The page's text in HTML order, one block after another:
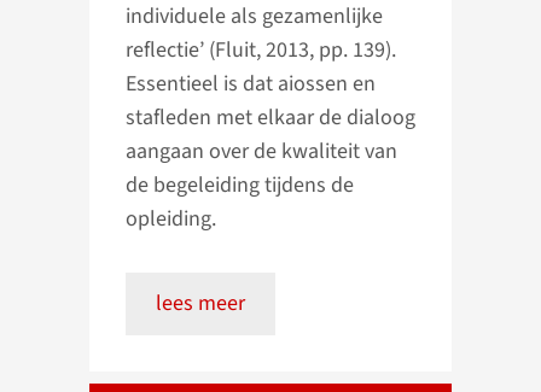
individuele als gezamenlijke
reflectie’ (Fluit, 2013, pp. 139).
Essentieel is dat aiossen en
stafleden met elkaar de dialoog
aangaan over de kwaliteit van
de begeleiding tijdens de
opleiding.
lees meer